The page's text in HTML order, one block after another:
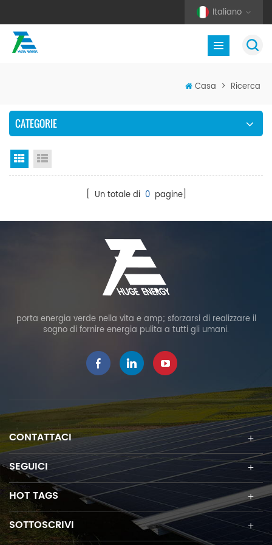
Italiano
Casa > Ricerca
CATEGORIE
Vista a griglia
[ Un totale di 0pagine]
porta energia verde nella vita e amp; sforzarsi di realizzare il
sogno di fornire energia pulita a tutti gli umani.
CONTATTACI
SEGUICI
HOT TAGS
SOTTOSCRIVI